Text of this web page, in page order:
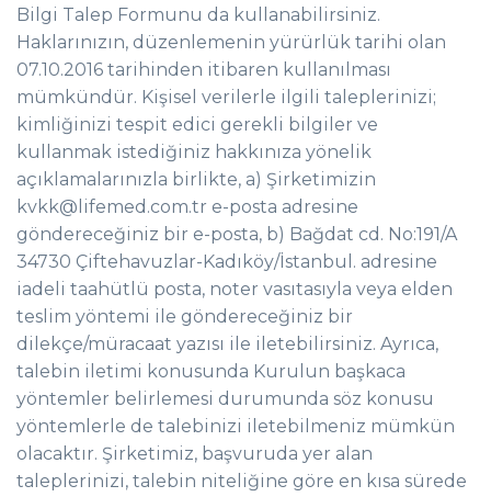
Bilgi Talep Formunu da kullanabilirsiniz.
Haklarınızın, düzenlemenin yürürlük tarihi olan
07.10.2016 tarihinden itibaren kullanılması
mümkündür. Kişisel verilerle ilgili taleplerinizi;
kimliğinizi tespit edici gerekli bilgiler ve
kullanmak istediğiniz hakkınıza yönelik
açıklamalarınızla birlikte, a) Şirketimizin
kvkk@lifemed.com.tr e-posta adresine
göndereceğiniz bir e-posta, b) Bağdat cd. No:191/A
34730 Çiftehavuzlar-Kadıköy/İstanbul. adresine
iadeli taahütlü posta, noter vasıtasıyla veya elden
teslim yöntemi ile göndereceğiniz bir
dilekçe/müracaat yazısı ile iletebilirsiniz. Ayrıca,
talebin iletimi konusunda Kurulun başkaca
yöntemler belirlemesi durumunda söz konusu
yöntemlerle de talebinizi iletebilmeniz mümkün
olacaktır. Şirketimiz, başvuruda yer alan
taleplerinizi, talebin niteliğine göre en kısa sürede